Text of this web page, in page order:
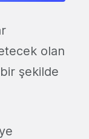
olan
şekilde